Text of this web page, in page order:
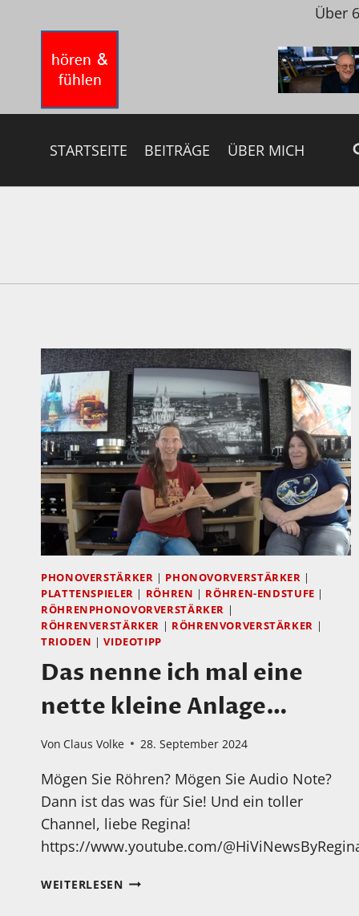
springen
Über
STARTSEITE BEITRÄGE ÜBER MICH
PHONOVERSTÄRKER | PHONOVORVERSTÄRKER |
PLATTENSPIELER | RÖHREN | RÖHREN-ENDSTUFE |
RÖHRENPHONOVORVERSTÄRKER |
RÖHRENVERSTÄRKER | RÖHRENVORVERSTÄRKER |
TRIODEN |VIDEOTIPP
Das nenne ich mal eine
nette kleine Anlage…
Von Claus Volke 28. September 2024
Mögen Sie Röhren? Mögen Sie Audio Note?
Dann ist das was für Sie! Und ein toller
Channel, liebe Regina!
https://www.youtube.com/
WEITERLESENDAS